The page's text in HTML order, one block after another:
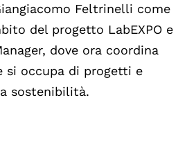
Feltrinelli come
del progetto LabEXPO e
dove ora coordina
si occupa di progetti e
sostenibilità.